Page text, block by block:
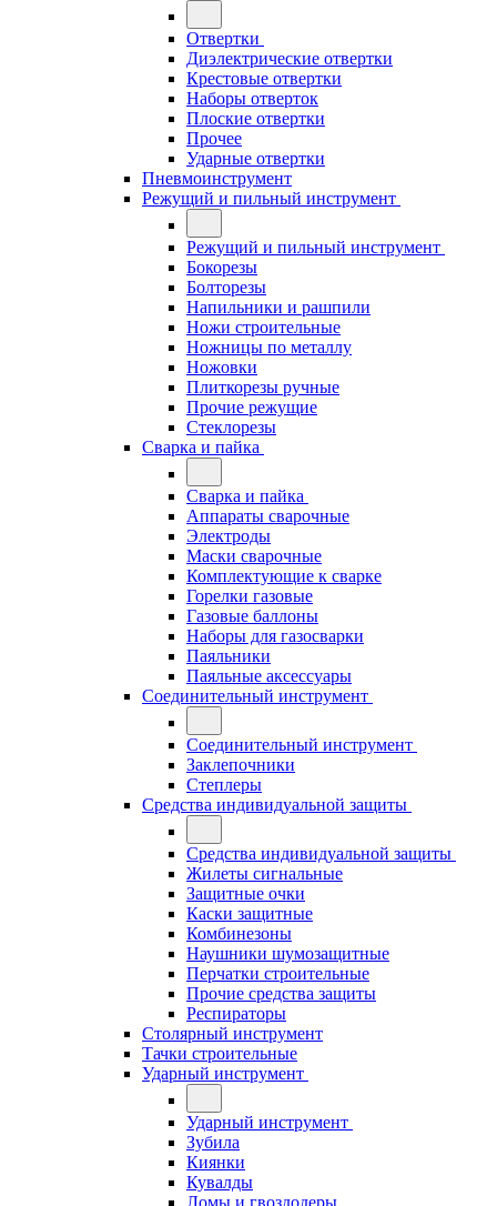
Отвертки
Диэлектрические отвертки
Крестовые отвертки
Наборы отверток
Плоские отвертки
Прочее
Ударные отвертки
Пневмоинструмент
Режущий и пильный инструмент
Режущий и пильный инструмент
Бокорезы
Болторезы
Напильники и рашпили
Ножи строительные
Ножницы по металлу
Ножовки
Плиткорезы ручные
Прочие режущие
Стеклорезы
Сварка и пайка
Сварка и пайка
Аппараты сварочные
Электроды
Маски сварочные
Комплектующие к сварке
Горелки газовые
Газовые баллоны
Наборы для газосварки
Паяльники
Паяльные аксессуары
Соединительный инструмент
Соединительный инструмент
Заклепочники
Степлеры
Средства индивидуальной защиты
Средства индивидуальной защиты
Жилеты сигнальные
Защитные очки
Каски защитные
Комбинезоны
Наушники шумозащитные
Перчатки строительные
Прочие средства защиты
Респираторы
Столярный инструмент
Тачки строительные
Ударный инструмент
Ударный инструмент
Зубила
Киянки
Кувалды
Ломы и гвоздодеры